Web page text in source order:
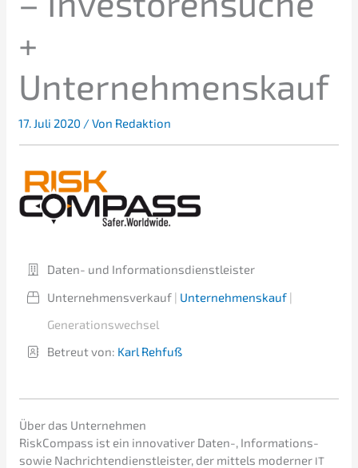
+
Unternehmenskauf
17. Juli 2020 / Von Redaktion
Daten- und Informationsdienstleister
Unter­nehmens­verkauf | Unter­nehmens­kauf |
Generationswechsel
Betreut von: Karl Rehfuß
Über das Unternehmen
RiskCom­pass ist ein innova­ti­ver Daten-, Infor­ma­ti­ons-
sowie Nachrich­ten­dienst­leis­ter, der mittels moder­ner IT